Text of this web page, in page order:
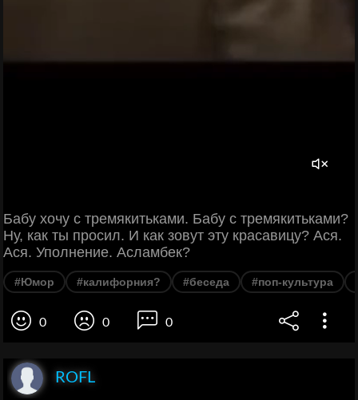
Бабу хочу с тремякитьками. Бабу с тремякитьками?
Ну, как ты просил. И как зовут эту красавицу? Ася.
Ася. Уполнение. Асламбек?
#Юмор #калифорния? #беседа #поп-культура
0 0 0
ROFL